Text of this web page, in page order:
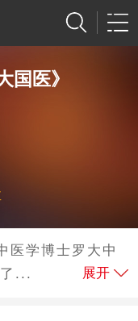
国医》
医学博士罗大中
...
展开